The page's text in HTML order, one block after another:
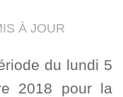
À JOUR
du lundi 5
2018 pour la